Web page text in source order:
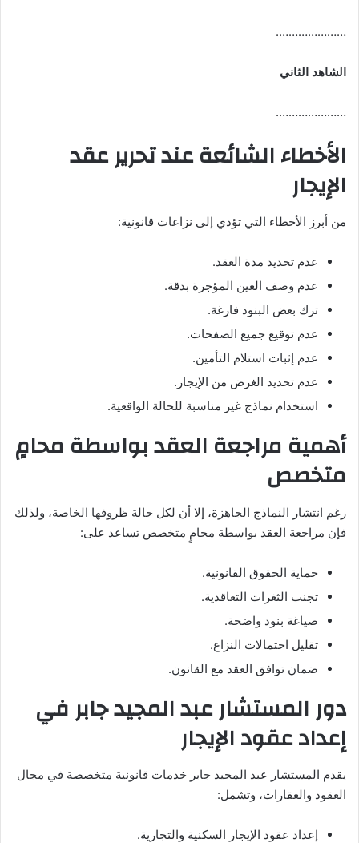
………………….
الشاهد الثاني
………………….
الأخطاء الشائعة عند تحرير عقد
الإيجار
من أبرز الأخطاء التي تؤدي إلى نزاعات قانونية:
عدم تحديد مدة العقد.
عدم وصف العين المؤجرة بدقة.
ترك بعض البنود فارغة.
عدم توقيع جميع الصفحات.
عدم إثبات استلام التأمين.
عدم تحديد الغرض من الإيجار.
استخدام نماذج غير مناسبة للحالة الواقعية.
أهمية مراجعة العقد بواسطة محامٍ
متخصص
رغم انتشار النماذج الجاهزة، إلا أن لكل حالة ظروفها الخاصة، ولذلك
فإن مراجعة العقد بواسطة محامٍ متخصص تساعد على:
حماية الحقوق القانونية.
تجنب الثغرات التعاقدية.
صياغة بنود واضحة.
تقليل احتمالات النزاع.
ضمان توافق العقد مع القانون.
دور المستشار عبد المجيد جابر في
إعداد عقود الإيجار
يقدم المستشار عبد المجيد جابر خدمات قانونية متخصصة في مجال
العقود والعقارات، وتشمل:
إعداد عقود الإيجار السكنية والتجارية.